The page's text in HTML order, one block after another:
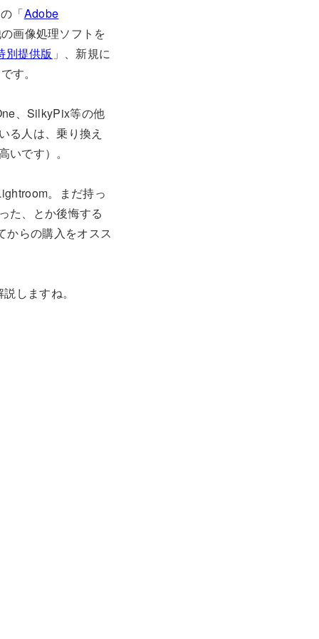
「Adobe
の画像処理ソフトを
提供版 」、新規に
す。
、SilkyPix等の他
る人は、乗り換え
です）。
。まだ持っ
た、とか後悔する
からの購入をオスス
しますね。